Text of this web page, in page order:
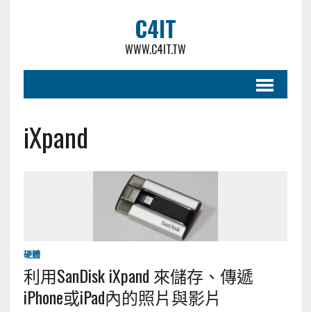
C4IT
WWW.C4IT.TW
iXpand
硬體
利用SanDisk iXpand 來儲存、傳遞
iPhone或iPad內的照片與影片